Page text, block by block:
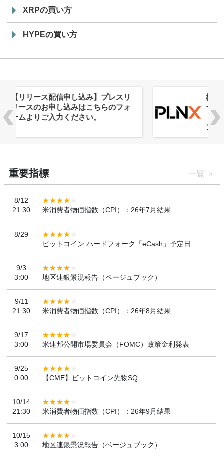
XRPの買い方
HYPEの買い方
株式会社PlnX、アジア最大級のグロ
ーバルWeb3カンファレンス
「WebX2026」とのコラボレーショ
重要指標 一覧
8/12
21:30
米消費者物価指数（CPI）：26年7月結果
8/29
ビットコイン:ハードフォーク「eCash」予定日
9/3
3:00
地区連銀景況報告（ベージュブック）
9/11
21:30
米消費者物価指数（CPI）：26年8月結果
9/17
3:00
米連邦公開市場委員会（FOMC）政策金利発表
9/25
0:00
【CME】ビットコイン先物SQ
10/14
21:30
米消費者物価指数（CPI）：26年9月結果
10/15
3:00
地区連銀景況報告（ベージュブック）